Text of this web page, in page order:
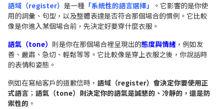
語域（register） 是一種 「系統性的語言選擇」 。 它影響的是你使
用的詞彙、句型，以及整體表達是否符合那個場合的慣例。它比較
像是你進入某個場合前，先決定好要穿什麼衣服。
語氣（tone） 則是你在那個場合裡呈現出的態度與情緒 ，例如友
善、嚴肅、急切、輕鬆等等。它比較像是穿上衣服之後，你說話時
的表情和姿態。
例如在寫給客戶的道歉信時， 語域（register）會決定你要使用正
式語言 ； 語氣（tone）則決定你的語氣是誠懇的、冷靜的，還是防
禦性的 。